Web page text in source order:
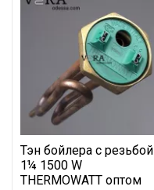
Тэн бойлера с резьбой
1¼ 1500 W
THERMOWATT оптом